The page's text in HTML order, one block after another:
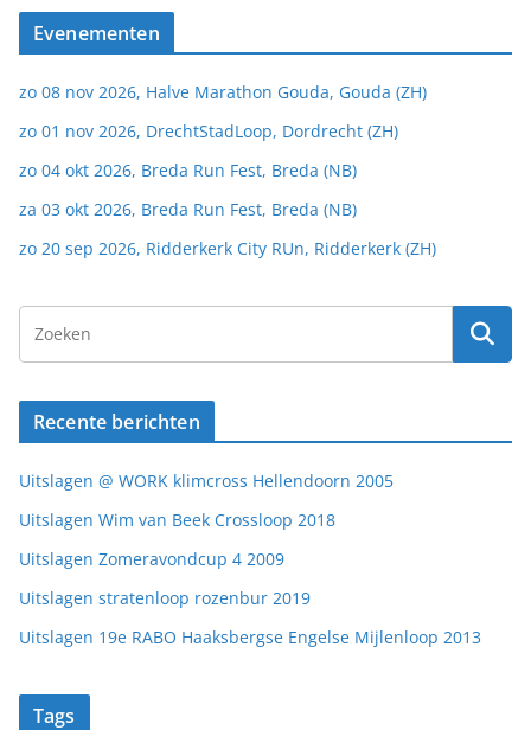
Evenementen
zo 08 nov 2026, Halve Marathon Gouda, Gouda (ZH)
zo 01 nov 2026, DrechtStadLoop, Dordrecht (ZH)
zo 04 okt 2026, Breda Run Fest, Breda (NB)
za 03 okt 2026, Breda Run Fest, Breda (NB)
zo 20 sep 2026, Ridderkerk City RUn, Ridderkerk (ZH)
Recente berichten
Uitslagen @ WORK klimcross Hellendoorn 2005
Uitslagen Wim van Beek Crossloop 2018
Uitslagen Zomeravondcup 4 2009
Uitslagen stratenloop rozenbur 2019
Uitslagen 19e RABO Haaksbergse Engelse Mijlenloop 2013
Tags